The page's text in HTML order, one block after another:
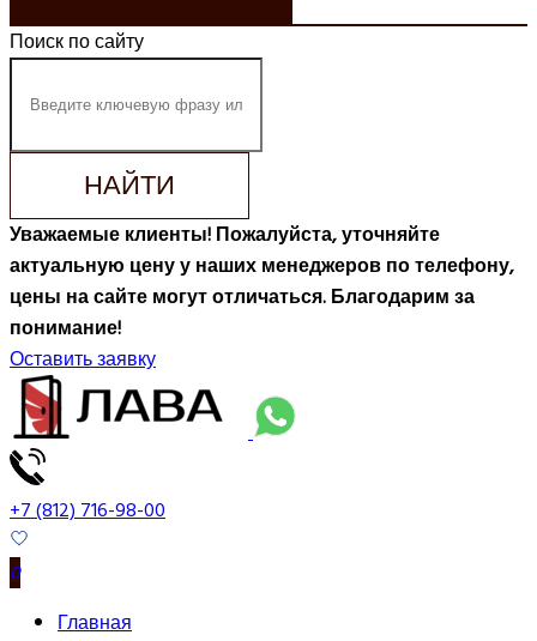
Поиск по сайту
НАЙТИ
Уважаемые клиенты! Пожалуйста, уточняйте
актуальную цену у наших менеджеров по телефону,
цены на сайте могут отличаться. Благодарим за
понимание!
Оставить заявку
+7 (812) 716-98-00
0
Главная